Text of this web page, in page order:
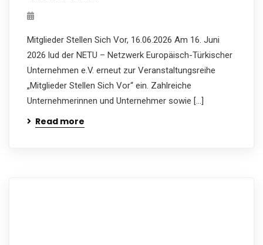
Mitglieder Stellen Sich Vor, 16.06.2026 Am 16. Juni
2026 lud der NETU – Netzwerk Europäisch-Türkischer
Unternehmen e.V. erneut zur Veranstaltungsreihe
„Mitglieder Stellen Sich Vor“ ein. Zahlreiche
Unternehmerinnen und Unternehmer sowie […]
Read more